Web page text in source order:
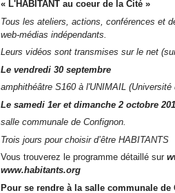
« L'HABITANT au coeur de la Cité »
Tous les ateliers, actions, conférences et
web-médias indépendants.
Leurs vidéos sont transmises sur le net
Le vendredi 30 septembre
amphithéâtre S160 à l'UNIMAIL (Université
Le samedi 1er et dimanche 2 octobre
salle communale de Confignon.
Trois jours pour choisir d’être HABITANTS
Vous trouverez le programme détaillé sur
www.habitants.org
Pour se rendre à la salle communale de